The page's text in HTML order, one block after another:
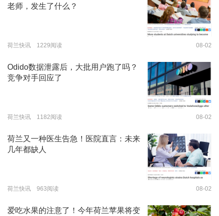
老师，发生了什么？
荷兰快讯 1229阅读 08-02
Odido数据泄露后，大批用户跑了吗？
竞争对手回应了
荷兰快讯 1182阅读 08-02
荷兰又一种医生告急！医院直言：未来
几年都缺人
荷兰快讯 963阅读 08-02
爱吃水果的注意了！今年荷兰苹果将变